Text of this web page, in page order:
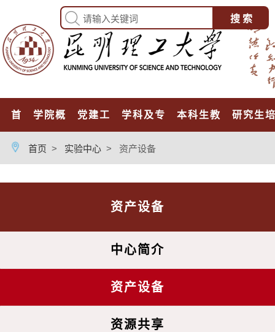
首页 学院概况 党建工作 学科及专业 本科生教育 研究生
首页 > 实验中心 > 资产设备
资产设备
中心简介
资产设备
资源共享